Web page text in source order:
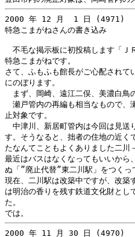
2000 年 12 月  1 日 (4971)
特急こまがねさんの書き込み
不毛な掲示板に初投稿します「Ｊ
特急こまがねです。
さて、ふもふも館長がご心配されて
にのぼります。
まず、岡崎、遠江二俣、美濃白鳥
瀬戸管内の再編も相当なもので、
止対象です。
中津川、新居町管内は今回は見送
す。そうなると、拙者の住地の近く
たなんてこともよくありました二川
最近はバスはなくなってもいいから
ぬ「”廃止代替”東二川駅」をつくっ
現在、二川駅は改築中ですが、改築
は明治の香りを残す鉄道文化財とし
た。
2000 年 11 月 30 日 (4970)